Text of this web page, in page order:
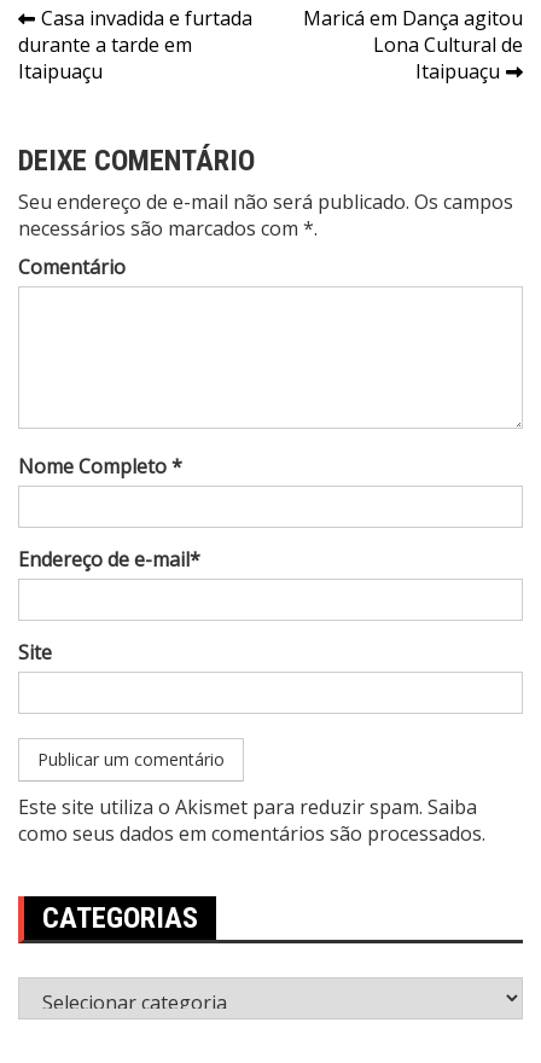
Navegação
de
Casa invadida e furtada
durante a tarde em
Itaipuaçu
Maricá em Dança agitou
Lona Cultural de
Itaipuaçu
DEIXE COMENTÁRIO
Seu endereço de e-mail não será publicado. Os campos
necessários são marcados com *.
Comentário
Nome Completo *
Endereço de e-mail*
Site
Este site utiliza o Akismet para reduzir spam. Saiba
como seus dados em comentários são processados.
CATEGORIAS
Categorias